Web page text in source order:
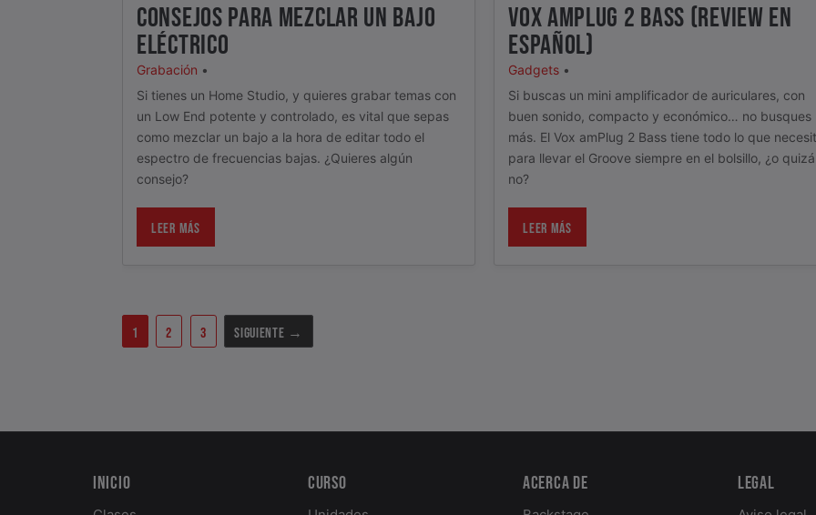
CONSEJOS PARA MEZCLAR UN BAJO
ELÉCTRICO
Grabación •
Si tienes un Home Studio, y quieres grabar temas con
un Low End potente y controlado, es vital que sepas
como mezclar un bajo a la hora de editar todo el
espectro de frecuencias bajas. ¿Quieres algún
consejo?
LEER MÁS
VOX AMPLUG 2 BASS (REVIEW EN
ESPAÑOL)
Gadgets •
Si buscas un mini amplificador de auriculares, con
buen sonido, compacto y económico… no busques
más. El Vox amPlug 2 Bass tiene todo lo que
para llevar el Groove siempre en el bolsillo, ¿o quizá
no?
LEER MÁS
PÁGINA
1 PÁGINA
2 PÁGINA
3 SIGUIENTE →
Inicio Curso Acerca de Legal